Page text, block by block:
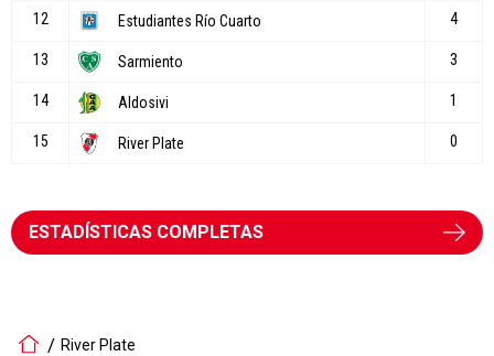
ESTADÍSTICAS COMPLETAS
River Plate